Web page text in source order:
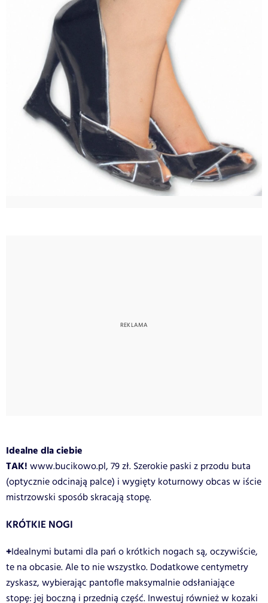
Idealne dla ciebie
TAK! www.bucikowo.pl, 79 zł. Szerokie paski z przodu buta
(optycznie odcinają palce) i wygięty koturnowy obcas w iście
mistrzowski sposób skracają stopę.
KRÓTKIE NOGI
+Idealnymi butami dla pań o krótkich nogach są, oczywiście,
te na obcasie. Ale to nie wszystko. Dodatkowe centymetry
zyskasz, wybierając pantofle maksymalnie odsłaniające
stopę: jej boczną i przednią część. Inwestuj również w kozaki